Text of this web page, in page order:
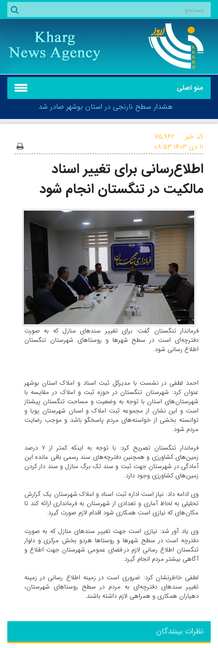
منو اصلی
هشدار سطح نارنجی در استان بوشهر صادر شد
هشدار سطح نارنجی در استان بوشهر صادر شد
کد خبر :
۷۵,۹۶۲
۱۱ دی ۱۴۰۳
۰۸:۵۳
اطلاع‌رسانی برای تغییر اسناد
مالکیت در تنگستان انجام شود
فرماندار تنگستان گفت: برای تغییر سندهای منازل که به صورت
دفترچه‌ای است در سطح شهرها و روستاهای شهرستان تنگستان
اطلاع رسانی شود.
احمد لطفی در نشست با مدیرکل ثبت اسناد و املاک استان بوشهر
عنوان کرد: شهرستان تنگستان در حوزه ثبت و املاک در مقایسه با
شهرستان‌های استان با توجه به وضعیت و مساحت تنگستان پیشتاز
است و این نشان از مجموعه ثبت املاک و اسنان شهرستان پویا و
توانسته بخشی از خواسته‌های مردم پاسخگو باشد و موجب رضایت
مردم شود.
فرماندار تنگستان تصریح کرد: با توجه به اینکه کمتر از ۷ درصد
زمین‌های کشاورزی و همچنین دفترچه‌های سند رسمی باقی مانده این
آمادگی در شهرستان جهت ثبت و سند تک برگ منازل و سند دار کردن
زمین‌های کشاورزی وجود دارد.
وی ادامه داد: نیاز است اداره ثبت اسناد و املاک شهرستان یک گزارش
تحلیلی به لحاظ آماری و تعدادی از شهرستان به فرمانداری ارائه کند تا
مکان‌های که نیازی است همکاری شود اقدام لازم صورت گیرد.
وی یاد آور شد: نیازی است جهت تغییر سندهای منازل که به صورت
دفترچه است در سطح شهرها و روستاها هردو بخش مرکزی و دلوار
تنگستان اطلاع رسانی لازم در فضای عمومی شهرستان جهت اطلاع و
آگاهی بیشتر مردم انجام گیرد.
لطفی خاطرنشان کرد: ضروری است در زمینه اطلاع رسانی در زمینه
تغییر سندهای دفترچه‌ای به مردم در سطح روستاهای شهرستان،
دهیاران همکاری و همراهی لازم داشته باشند.
نظرات بینندگان